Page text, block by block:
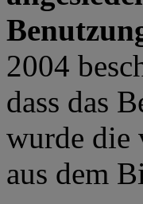
2004
dass das
wurde die
aus dem